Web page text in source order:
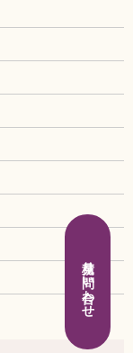
見積り問い合わせ